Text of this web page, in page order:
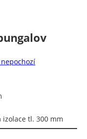
tl. 300 mm